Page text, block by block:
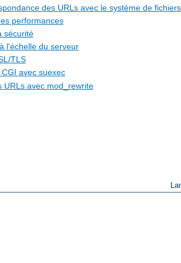
des URLs avec le système de fichiers
performances
sécurité
l'échelle du serveur
TLS
avec suexec
URLs avec mod_rewrite